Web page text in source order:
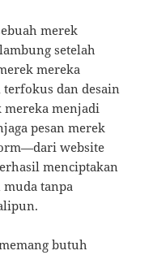
merek
setelah
mereka
dan desain
mereka menjadi
pesan merek
website
menciptakan
tanpa
butuh